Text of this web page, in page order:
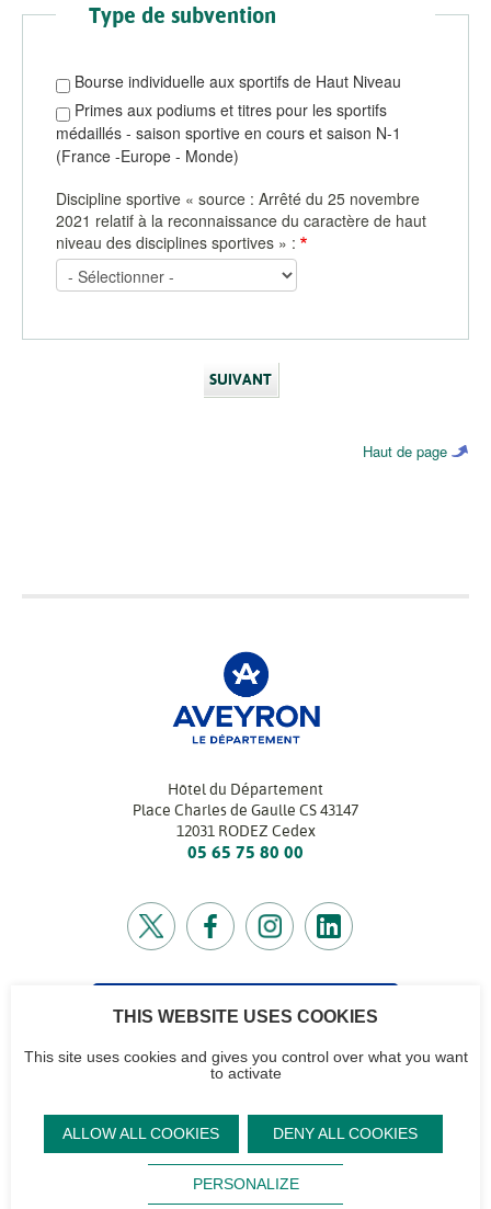
Type de subvention
Type
de
subvention
Bourse individuelle aux sportifs de Haut Niveau
Primes aux podiums et titres pour les sportifs
médaillés - saison sportive en cours et saison N-1
(France -Europe - Monde)
Discipline sportive « source : Arrêté du 25 novembre
2021 relatif à la reconnaissance du caractère de haut
niveau des disciplines sportives » :
Haut de page
Hôtel du Département
Place Charles de Gaulle CS 43147
12031 RODEZ Cedex
05 65 75 80 00
CONTACTEZ-NOUS
CG12
Contactez-nous
Signaler un
Accéder à notre
charte
Mentions
Protection des
Plan du site
Sourd,
THIS WEBSITE USES COOKIES
This site uses cookies and gives you control over what you want
to activate
ALLOW ALL COOKIES DENY ALL COOKIES
PERSONALIZE